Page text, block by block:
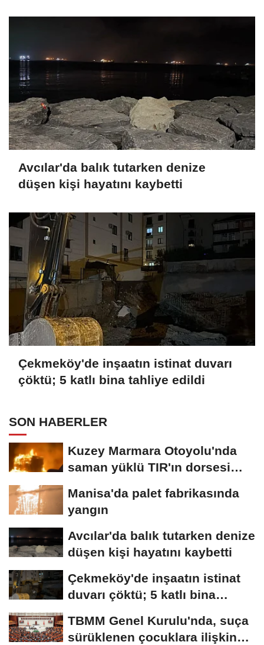
Avcılar'da balık tutarken denize
düşen kişi hayatını kaybetti
Çekmeköy'de inşaatın istinat duvarı
çöktü; 5 katlı bina tahliye edildi
SON HABERLER
Kuzey Marmara Otoyolu'nda
saman yüklü TIR'ın dorsesi
Manisa'da palet fabrikasında
yangın
Avcılar'da balık tutarken denize
düşen kişi hayatını kaybetti
Çekmeköy'de inşaatın istinat
duvarı çöktü; 5 katlı bina
TBMM Genel Kurulu'nda, suça
sürüklenen çocuklara ilişkin